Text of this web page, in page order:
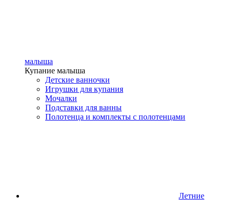
малыша
Купание малыша
Детские ванночки
Игрушки для купания
Мочалки
Подставки для ванны
Полотенца и комплекты с полотенцами
Летние